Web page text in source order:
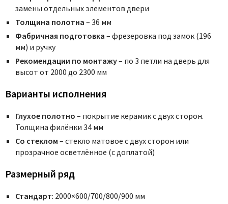
замены отдельных элементов двери
Толщина полотна – 36 мм
Фабричная подготовка – фрезеровка под замок (196
мм) и ручку
Рекомендации по монтажу– по 3 петли на дверь для
высот от 2000 до 2300 мм
Варианты исполнения
Глухое полотно – покрытие керамик с двух сторон.
Толщина филёнки 34 мм
Со стеклом – стекло матовое с двух сторон или
прозрачное осветлённое (с доплатой)
Размерный ряд
Стандарт: 2000×600/700/800/900 мм